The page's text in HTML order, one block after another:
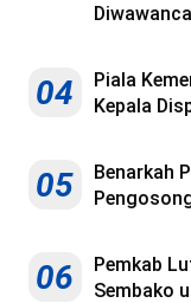
04
Piala
Kepala
05
Benarkah
06
Pemkab
Sembako